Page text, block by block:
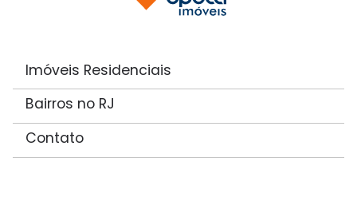
Imóveis Residenciais
Bairros no RJ
Contato